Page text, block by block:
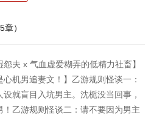
章）
怨夫 x 气血虚爱糊弄的低精力社畜】
心机男追妻文！】乙游规则怪谈一：
就盲目入坑男主。沈栀没当回事，
乙游规则怪谈二：请不要因为男主